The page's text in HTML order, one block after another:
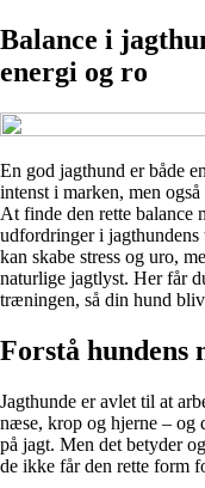
Balance i
energi og ro
En god jagthund er både
intenst i marken, men
At finde den rette balance
udfordringer i
kan skabe stress og uro,
naturlige jagtlyst. Her får
træningen, så din hund
Forstå hundens
Jagthunde er avlet til at
næse, krop og hjerne – og
på jagt. Men det betyder
de ikke får den rette form